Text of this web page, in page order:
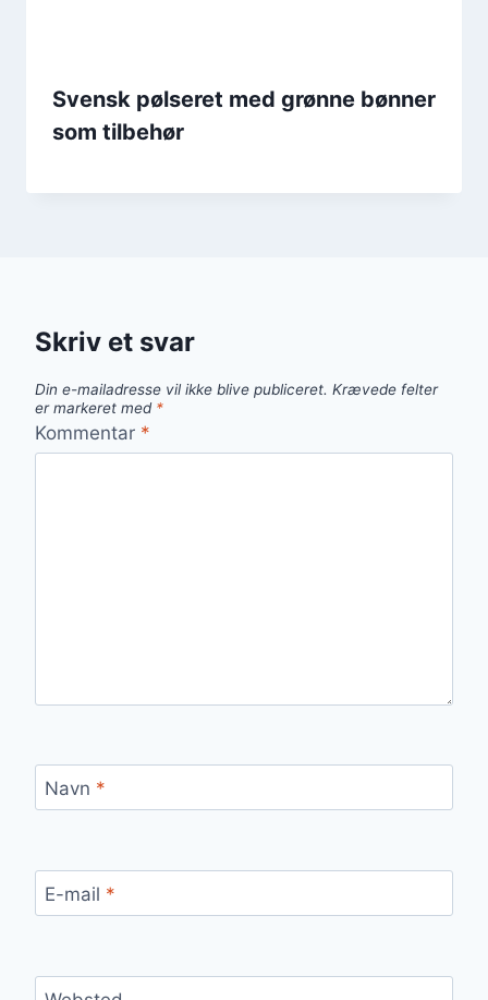
Svensk pølseret med grønne bønner
som tilbehør
Skriv et svar
Din e-mailadresse vil ikke blive publiceret. Krævede felter
er markeret med *
Kommentar *
Navn *
E-mail *